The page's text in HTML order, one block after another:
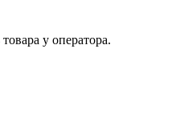
у оператора.